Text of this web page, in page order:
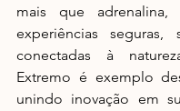
mais que adrenalina,
experiências seguras,
conectadas à
Extremo é exemplo
unindo inovação em